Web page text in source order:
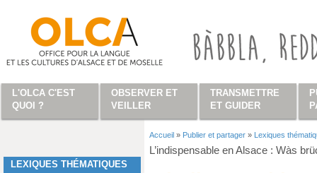
LEXIQUES THÉMATIQUES
Vous êtes ici
Accueil » Publier et partager » Lexiques
L’indispensable en Alsace : Wàs
L'OLCA C'EST
QUOI ?
OBSERVER ET
VEILLER
TRANSMETTRE
ET GUIDER